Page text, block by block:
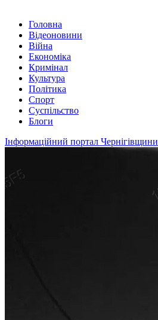
Головна
Відеоновини
Війна
Економіка
Кримінал
Культура
Політика
Спорт
Суспільство
Блоги
Інформаційний портал Чернігівщини